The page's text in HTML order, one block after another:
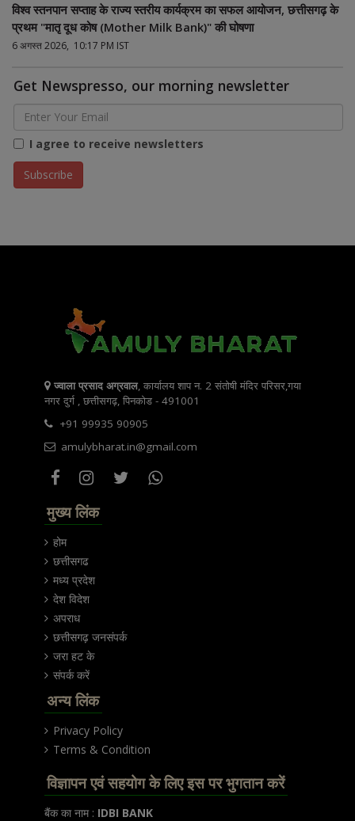
विश्व स्तनपान सप्ताह के राज्य स्तरीय कार्यक्रम का सफल आयोजन, छत्तीसगढ़ के
प्रथम "मातृ दूध कोष (Mother Milk Bank)" की घोषणा
6 अगस्त 2026, 10:17 PM IST
Get Newspresso, our morning newsletter
I agree to receive newsletters
ज्वाला प्रसाद अग्रवाल, कार्यालय शाप न. 2 संतोषी मंदिर परिसर,गया
नगर दुर्ग , छत्तीसगढ़, पिनकोड - 491001
+91 99935 90905
amulybharat.in@gmail.com
मुख्य लिंक
होम
छत्तीसगढ
मध्य प्रदेश
देश विदेश
अपराध
छत्तीसगढ़ जनसंपर्क
जरा हट के
संपर्क करें
अन्य लिंक
Privacy Policy
Terms & Condition
विज्ञापन एवं सहयोग के लिए इस पर भुगतान करें
बैंक का नाम : IDBI BANK